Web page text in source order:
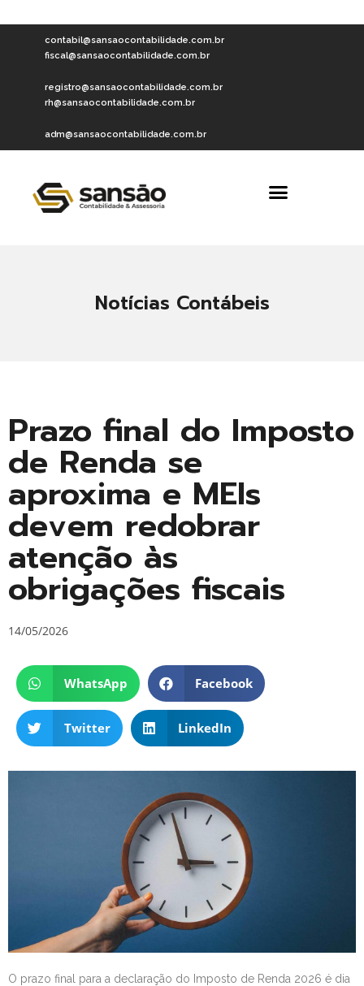
contabil@sansaocontabilidade.com.br
fiscal@sansaocontabilidade.com.br
registro@sansaocontabilidade.com.br
rh@sansaocontabilidade.com.br
adm@sansaocontabilidade.com.br
Notícias Contábeis
Prazo final do Imposto
de Renda se
aproxima e MEIs
devem redobrar
atenção às
obrigações fiscais
14/05/2026
WhatsApp Facebook
Twitter LinkedIn
O prazo final para a declaração do Imposto de Renda 2026 é dia